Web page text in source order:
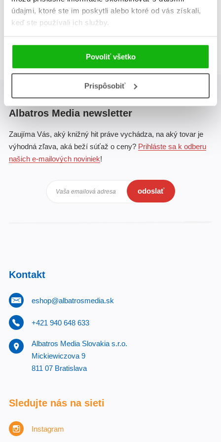
údajmi, ktoré ste im poskytli alebo ktoré od vás získali,
keď ste používali ich služby.
Povoliť všetko
Prispôsobiť
Celkom kníh:
1
Albatros Media newsletter
Zaujíma Vás, aký knižný hit práve vychádza, na aký tovar je
výhodná zľava, aká beží súťaž o ceny? Prihláste sa k odberu
našich e-mailových noviniek!
Vaša emailová adresa odoslať
Kontakt
eshop@albatrosmedia.sk
+421 940 648 633
Albatros Media Slovakia s.r.o.
Mickiewiczova 9
811 07 Bratislava
Sledujte nás na sieti
Instagram